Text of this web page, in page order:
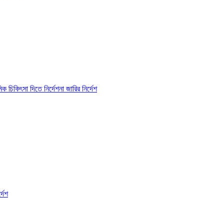
দিতে নির্দেশনা জারির নির্দেশ